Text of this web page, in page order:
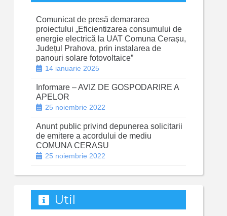
Comunicat de presă demararea
proiectului „Eficientizarea consumului de
energie electrică la UAT Comuna Cerașu,
Județul Prahova, prin instalarea de
panouri solare fotovoltaice”
14 ianuarie 2025
Informare – AVIZ DE GOSPODARIRE A
APELOR
25 noiembrie 2022
Anunt public privind depunerea solicitarii
de emitere a acordului de mediu
COMUNA CERASU
25 noiembrie 2022
Util